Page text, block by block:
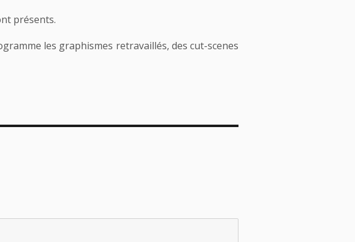
présents.
les graphismes retravaillés, des cut-scenes